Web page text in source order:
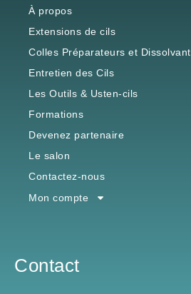
Accueil
À propos
Extensions de cils
Colles Préparateurs et Dissolvants
Entretien des Cils
Les Outils & Usten-cils
Formations
Devenez partenaire
Le salon
Contactez-nous